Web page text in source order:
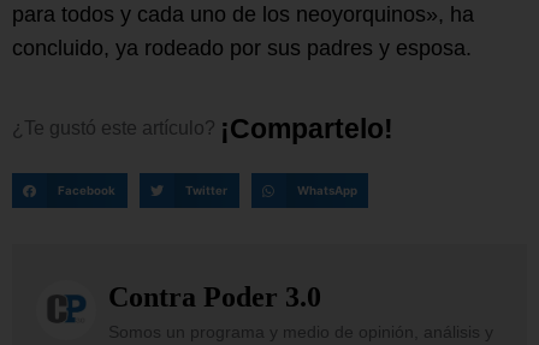
para todos y cada uno de los neoyorquinos», ha
concluido, ya rodeado por sus padres y esposa.
¿Te gustó este artículo? ¡Compartelo!
Facebook Twitter WhatsApp
Contra Poder 3.0
Somos un programa y medio de opinión, análisis y